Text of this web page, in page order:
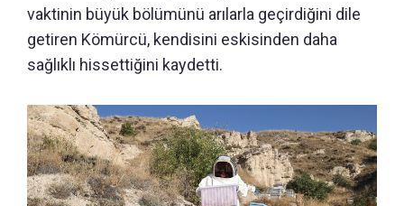
vaktinin büyük bölümünü arılarla geçirdiğini dile
getiren Kömürcü, kendisini eskisinden daha
sağlıklı hissettiğini kaydetti.